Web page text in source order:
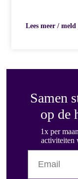
Lees meer / meld
Samen
op de
1x per
activiteiten